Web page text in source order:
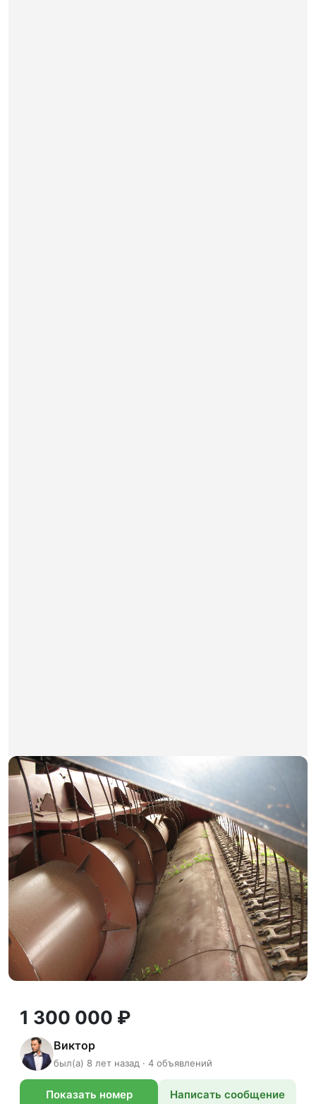
1 300 000 ₽
Виктор
был(а) 8 лет назад · 4 объявлений
Показать номер Написать сообщение